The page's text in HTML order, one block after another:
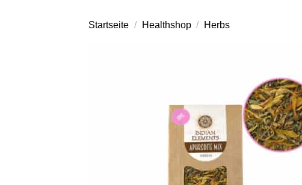
Startseite / Healthshop / Herbs